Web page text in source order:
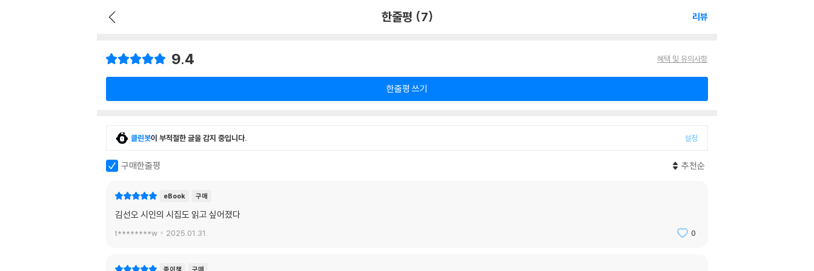
한줄평 (7) 리뷰
9.4 혜택 및 유의사항
한줄평 쓰기
클린봇이 부적절한 글을 감지 중입니다. 설정
구매한줄평 추천순
eBook 구매
김선오 시인의 시집도 읽고 싶어졌다
t********w 2025.01.31. 0
종이책 구매